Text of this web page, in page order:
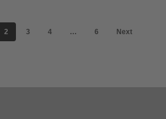
2 3 4 … 6 Next